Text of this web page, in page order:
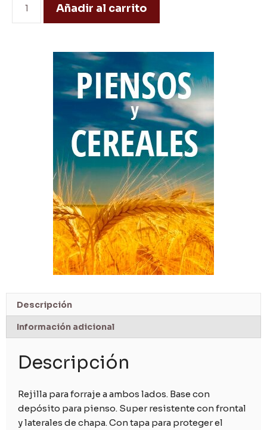
Añadir al carrito
Descripción
Información adicional
Descripción
Rejilla para forraje a ambos lados. Base con
depósito para pienso. Super resistente con frontal
y laterales de chapa. Con tapa para proteger el